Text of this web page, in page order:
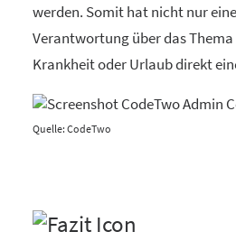
werden. Somit hat nicht nur
Verantwortung über das Thema
Krankheit oder Urlaub direkt
Quelle: CodeTwo